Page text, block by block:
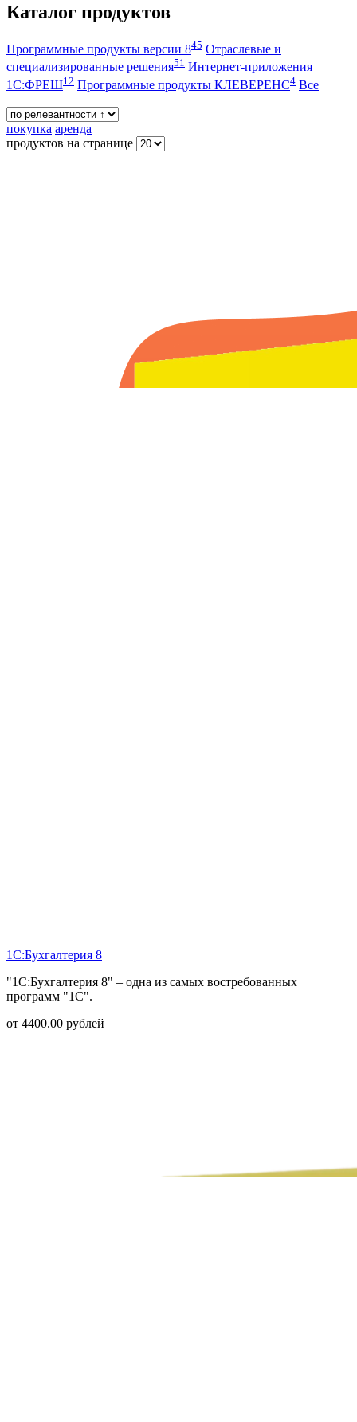
Каталог продуктов
Программные продукты версии 845 Отраслевые и
специализированные решения51 Интернет-приложения
1С:ФРЕШ12 Программные продукты КЛЕВЕРЕНС4 Все
покупка аренда
продуктов на странице
1С:Бухгалтерия 8
"1С:Бухгалтерия 8" – одна из самых востребованных
программ "1С".
от 4400.00 рублей